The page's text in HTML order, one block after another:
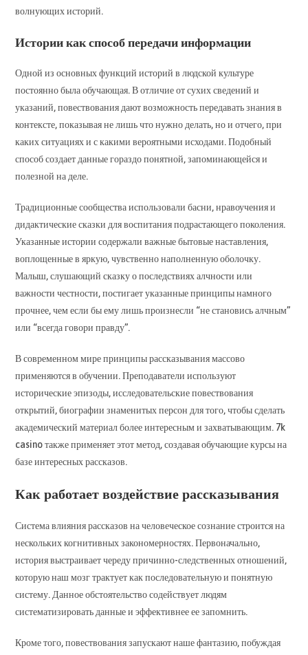
волнующих историй.
Истории как способ передачи информации
Одной из основных функций историй в людской культуре
постоянно была обучающая. В отличие от сухих сведений и
указаний, повествования дают возможность передавать знания в
контексте, показывая не лишь что нужно делать, но и отчего, при
каких ситуациях и с какими вероятными исходами. Подобный
способ создает данные гораздо понятной, запоминающейся и
полезной на деле.
Традиционные сообщества использовали басни, нравоучения и
дидактические сказки для воспитания подрастающего поколения.
Указанные истории содержали важные бытовые наставления,
воплощенные в яркую, чувственно наполненную оболочку.
Малыш, слушающий сказку о последствиях алчности или
важности честности, постигает указанные принципы намного
прочнее, чем если бы ему лишь произнесли “не становись алчным”
или “всегда говори правду”.
В современном мире принципы рассказывания массово
применяются в обучении. Преподаватели используют
исторические эпизоды, исследовательские повествования
открытий, биографии знаменитых персон для того, чтобы сделать
академический материал более интересным и захватывающим. 7k
casino также применяет этот метод, создавая обучающие курсы на
базе интересных рассказов.
Как работает воздействие рассказывания
Система влияния рассказов на человеческое сознание строится на
нескольких когнитивных закономерностях. Первоначально,
история выстраивает череду причинно-следственных отношений,
которую наш мозг трактует как последовательную и понятную
систему. Данное обстоятельство содействует людям
систематизировать данные и эффективнее ее запомнить.
Кроме того, повествования запускают наше фантазию, побуждая